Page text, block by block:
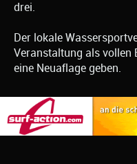
drei.
Der lokale
Veranstaltung als vollen
eine Neuaflage geben.